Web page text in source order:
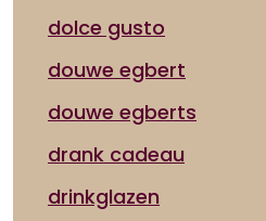
dolce gusto
douwe egbert
douwe egberts
drank cadeau
drinkglazen